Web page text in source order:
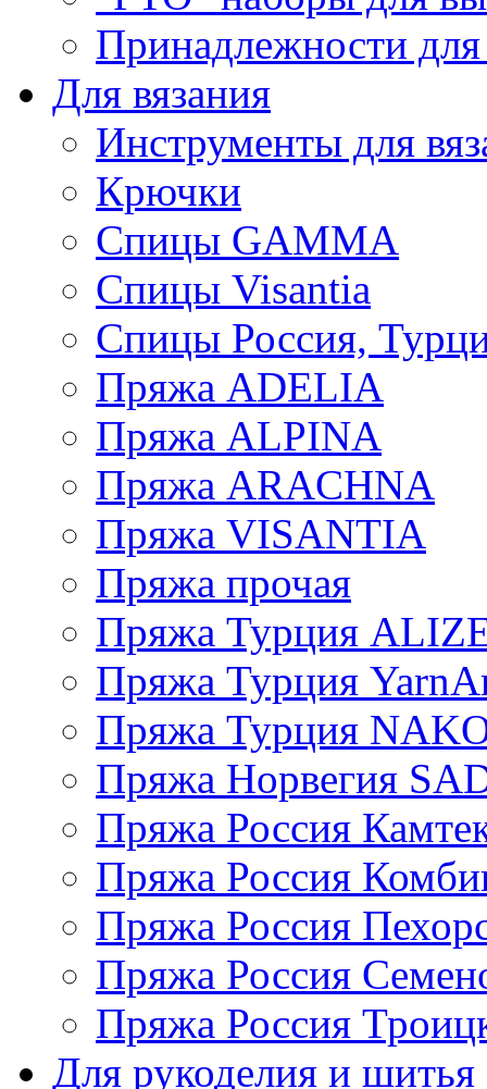
Принадлежности
Для вязания
Инструменты для
Крючки
Спицы GAMMA
Спицы Visantia
Спицы Россия,
Пряжа ADELIA
Пряжа ALPINA
Пряжа ARACHNA
Пряжа VISANTIA
Пряжа прочая
Пряжа Турция
Пряжа Турция
Пряжа Турция
Пряжа Норвегия
Пряжа Россия
Пряжа Россия
Пряжа Россия
Пряжа Россия
Пряжа Россия
Для рукоделия и шитья